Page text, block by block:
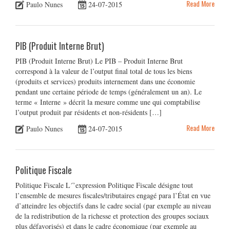
Paulo Nunes
24-07-2015 Read More
PIB (Produit Interne Brut)
PIB (Produit Interne Brut) Le PIB – Produit Interne Brut
correspond à la valeur de l’output final total de tous les biens
(produits et services) produits internement dans une économie
pendant une certaine période de temps (généralement un an). Le
terme « Interne » décrit la mesure comme une qui comptabilise
l’output produit par résidents et non-résidents […]
Paulo Nunes
24-07-2015 Read More
Politique Fiscale
Politique Fiscale L´’expression Politique Fiscale désigne tout
l’ensemble de mesures fiscales/tributaires engagé para l’État en vue
d’atteindre les objectifs dans le cadre social (par exemple au niveau
de la redistribution de la richesse et protection des groupes sociaux
plus défavorisés) et dans le cadre économique (par exemple au